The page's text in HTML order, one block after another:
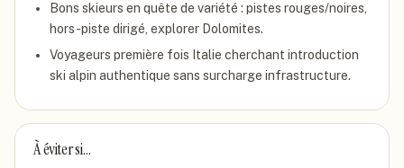
Bons skieurs en quête de variété : pistes rouges/noires,
hors-piste dirigé, explorer Dolomites.
Voyageurs première fois Italie cherchant introduction
ski alpin authentique sans surcharge infrastructure.
À éviter si…